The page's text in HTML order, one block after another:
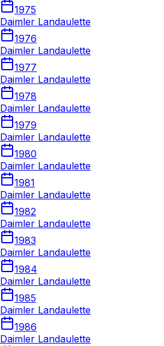
1975
Daimler Landaulette
1976
Daimler Landaulette
1977
Daimler Landaulette
1978
Daimler Landaulette
1979
Daimler Landaulette
1980
Daimler Landaulette
1981
Daimler Landaulette
1982
Daimler Landaulette
1983
Daimler Landaulette
1984
Daimler Landaulette
1985
Daimler Landaulette
1986
Daimler Landaulette